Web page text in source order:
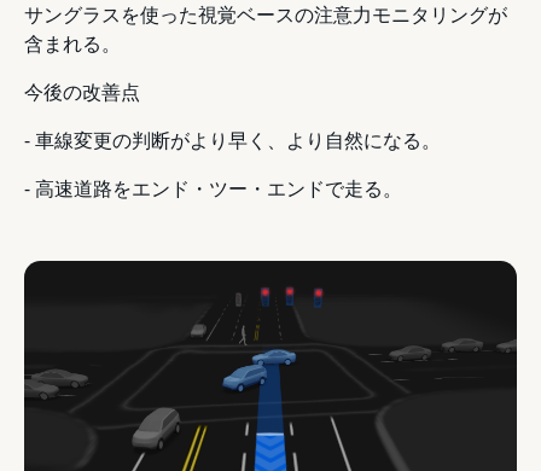
サングラスを使った視覚ベースの注意力モニタリングが
含まれる。
今後の改善点
- 車線変更の判断がより早く、より自然になる。
- 高速道路をエンド・ツー・エンドで走る。